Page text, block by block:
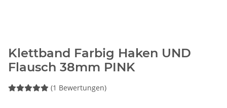
Klettband Farbig Haken UND
Flausch 38mm PINK
(1 Bewertungen)